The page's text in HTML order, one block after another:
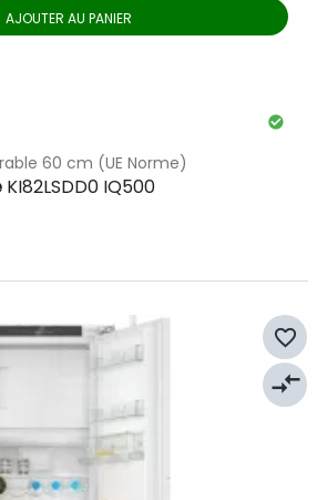
AJOUTER AU PANIER
60 cm (UE Norme)
KI82LSDD0 IQ500
favorite_border
compare_arrows